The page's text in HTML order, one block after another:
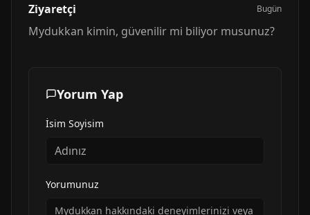
Ziyaretçi Bugün
Mydukkan kimin, güvenilir mi biliyor musunuz?
Yorum Yap
İsim Soyisim
Yorumunuz